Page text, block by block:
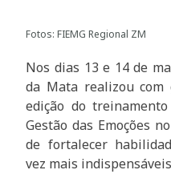
Fotos: FIEMG Regional ZM
Nos dias 13 e 14 de
da Mata realizou com
edição do
Gestão das Emoções
de fortalecer
vez mais